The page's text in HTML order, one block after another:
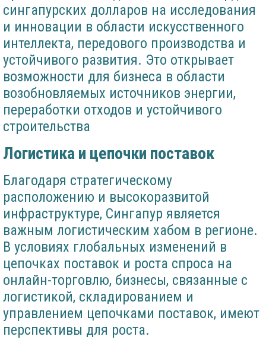
сингапурских долларов на исследования
и инновации в области искусственного
интеллекта, передового производства и
устойчивого развития. Это открывает
возможности для бизнеса в области
возобновляемых источников энергии,
переработки отходов и устойчивого
строительства
Логистика и цепочки поставок
Благодаря стратегическому
расположению и высокоразвитой
инфраструктуре, Сингапур является
важным логистическим хабом в регионе.
В условиях глобальных изменений в
цепочках поставок и роста спроса на
онлайн-торговлю, бизнесы, связанные с
логистикой, складированием и
управлением цепочками поставок, имеют
перспективы для роста.